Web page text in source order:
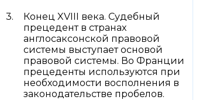
Конец XVIII века. Судебный
прецедент в странах
англосаксонской правовой
системы выступает основой
правовой системы. Во Франции
прецеденты используются при
необходимости восполнения в
законодательстве пробелов.